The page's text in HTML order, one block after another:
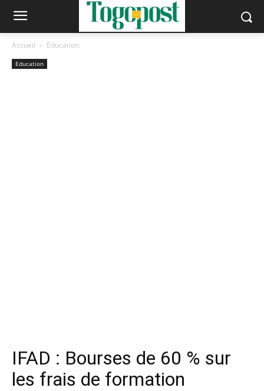
Accueil Education
Education
IFAD : Bourses de 60 % sur
les frais de formation